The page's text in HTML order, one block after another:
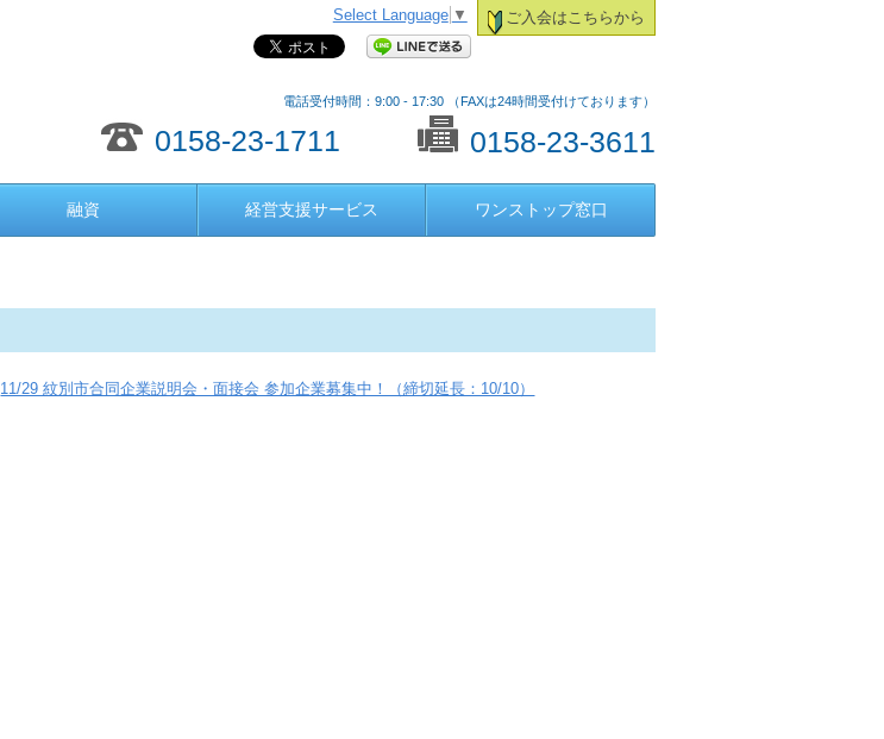
ご入会はこちらから
Select Language ▼
電話受付時間：9:00 - 17:30 （FAXは24時間受付けております）
0158-23-1711 0158-23-3611
融資 経営支援サービス ワンストップ窓口
11/29 紋別市合同企業説明会・面接会 参加企業募集中！（締切延長：10/10）